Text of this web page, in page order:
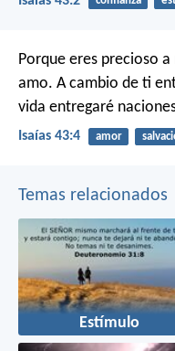
Porque eres precioso a
amo. A cambio de ti
vida entregaré
Isaías 43:4 amor
Temas relacionados
Estímulo